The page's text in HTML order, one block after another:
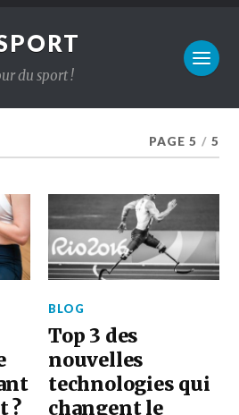
du sport !
PAGE 5 / 5
?
BLOG
Top 3 des
nouvelles
technologies qui
changent le